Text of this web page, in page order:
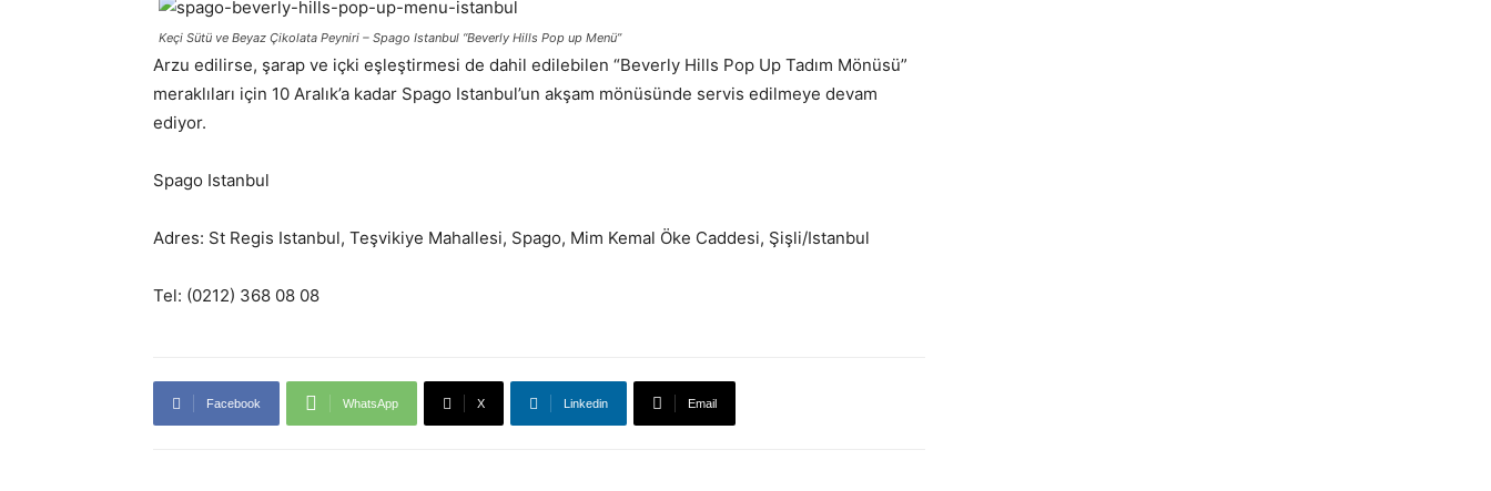
Keçi Sütü ve Beyaz Çikolata Peyniri – Spago Istanbul “Beverly Hills Pop up Menü”
Arzu edilirse, şarap ve içki eşleştirmesi de dahil edilebilen “Beverly Hills Pop Up Tadım Mönüsü”
meraklıları için 10 Aralık’a kadar Spago Istanbul’un akşam mönüsünde servis edilmeye devam
ediyor.
Spago Istanbul
Adres: St Regis Istanbul, Teşvikiye Mahallesi, Spago, Mim Kemal Öke Caddesi, Şişli/Istanbul
Tel: (0212) 368 08 08
Facebook WhatsApp X Linkedin Email